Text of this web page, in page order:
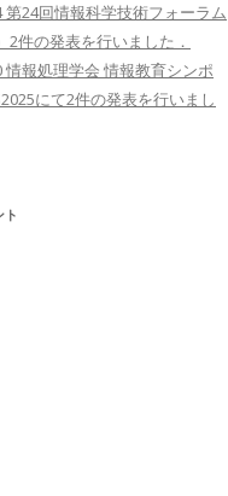
第24回情報科学技術フォーラム
2件の発表を行いました．
情報処理学会 情報教育シンポ
にて2件の発表を行いまし
ト